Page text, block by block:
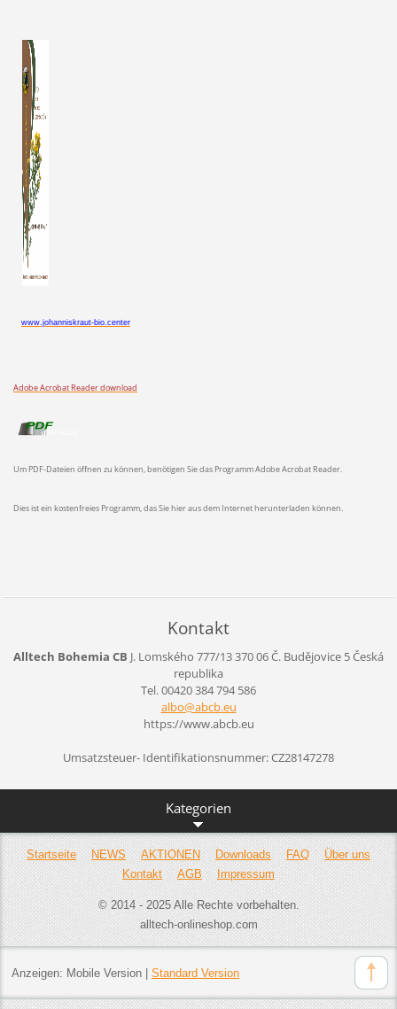
www.johanniskraut-bio.center
Adobe Acrobat Reader download
Um PDF-Dateien öffnen zu können, benötigen Sie das Programm Adobe Acrobat Reader.
Dies ist ein kostenfreies Programm, das Sie hier aus dem Internet herunterladen können.
Kontakt
Alltech Bohemia CB J. Lomského 777/13370 06 Č. Budějovice 5Česká
republika
Tel. 00420 384 794 586
albo@abcb.eu
https://www.abcb.eu
Umsatzsteuer- Identifikationsnummer: CZ28147278
Kategorien
Startseite NEWS AKTIONEN Downloads FAQ
Über uns
Kontakt
AGB Impressum
© 2014 - 2025 Alle Rechte vorbehalten.
alltech-onlineshop.com
Anzeigen: Mobile Version| Standard Version